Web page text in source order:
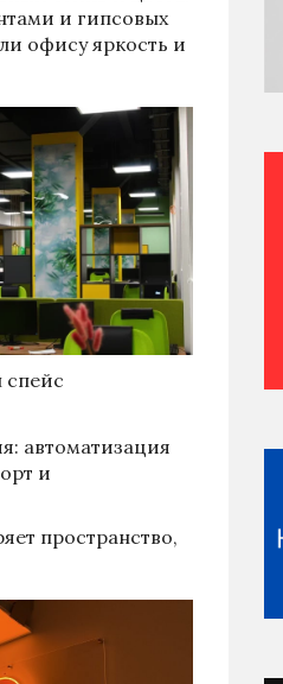
и гипсовых
офису яркость и
спейс
автоматизация
и
пространство,